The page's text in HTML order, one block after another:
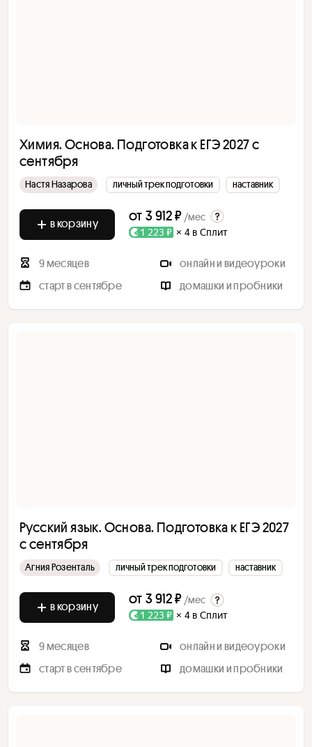
Химия. Основа. Подготовка к ЕГЭ 2027 с
сентября
Настя Назарова личный трек подготовки наставник
в корзину от 3 912 ₽ /мес
1 223 ₽ × 4 в Сплит
9 месяцев
онлайн и видеоуроки
старт в сентябре
домашки и пробники
Русский язык. Основа. Подготовка к ЕГЭ 2027
с сентября
Агния Розенталь личный трек подготовки наставник
в корзину от 3 912 ₽ /мес
1 223 ₽ × 4 в Сплит
9 месяцев
онлайн и видеоуроки
старт в сентябре
домашки и пробники